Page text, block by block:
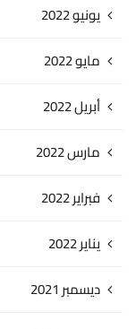
يونيو 2022
مايو 2022
أبريل 2022
مارس 2022
فبراير 2022
يناير 2022
ديسمبر 2021